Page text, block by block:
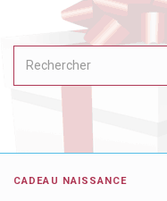
CADEAU NAISSANCE